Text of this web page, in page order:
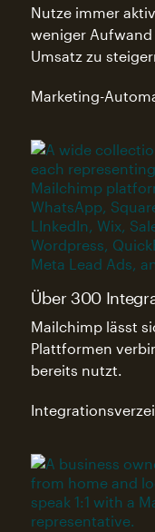
Nutze immer
weniger
Umsatz zu
Marketing-
Über 300
Mailchimp lässt
Plattformen
bereits nutzt.